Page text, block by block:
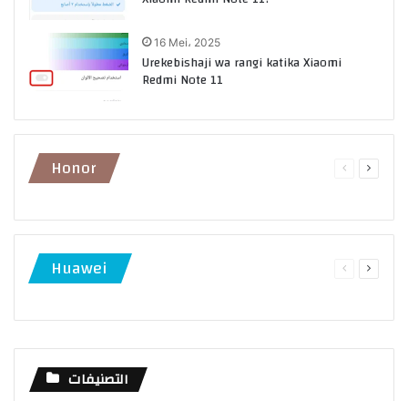
16 Mei، 2025
Urekebishaji wa rangi katika Xiaomi
Redmi Note 11
Honor
Previous
Huawei
Previous
التصنيفات